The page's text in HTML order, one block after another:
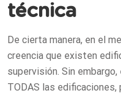
técnica
De cierta manera, en el
creencia que existen
supervisión. Sin
TODAS las edificaciones,